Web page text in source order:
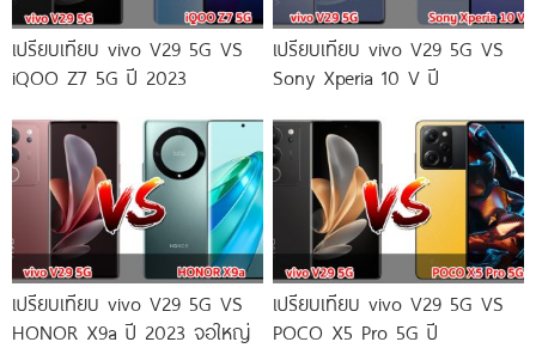
เปรียบเทียบ vivo V29 5G VS
iQOO Z7 5G ปี 2023
เปรียบเทียบ vivo V29 5G VS
Sony Xperia 10 V ปี
เปรียบเทียบ vivo V29 5G VS
HONOR X9a ปี 2023 จอใหญ่
เปรียบเทียบ vivo V29 5G VS
POCO X5 Pro 5G ปี